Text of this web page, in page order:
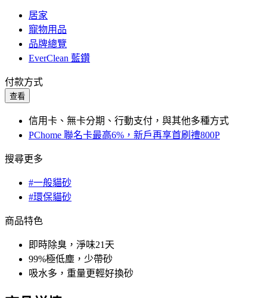
居家
寵物用品
品牌總覽
EverClean 藍鑽
付款方式
查看
信用卡、無卡分期、行動支付，與其他多種方式
PChome 聯名卡最高6%，新戶再享首刷禮800P
搜尋更多
#一般貓砂
#環保貓砂
商品特色
即時除臭，淨味21天
99%極低塵，少帶砂
吸水多，重量更輕好換砂